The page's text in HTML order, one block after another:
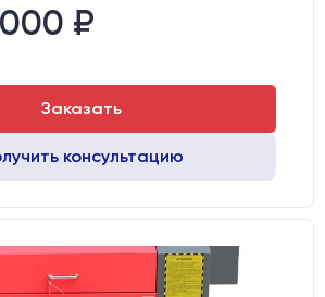
Y:
Х:
₽
Заказать
консультацию